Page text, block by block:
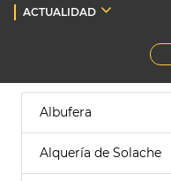
ACTUALIDAD
Albufera
Alquería de Solache